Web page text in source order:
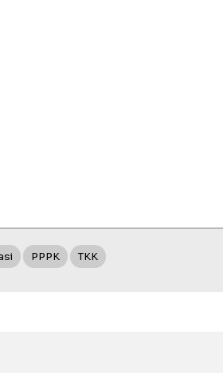
PPPK TKK